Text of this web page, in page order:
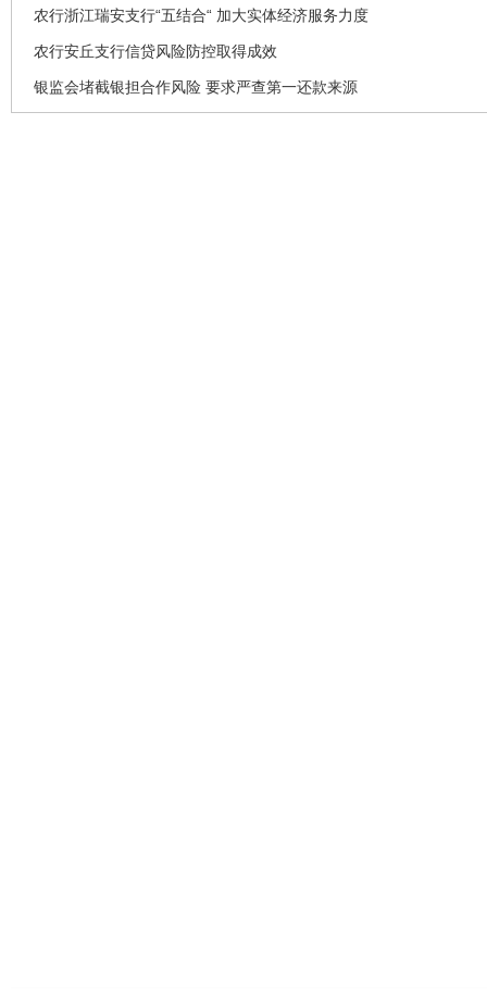
农行浙江瑞安支行“五结合“ 加大实体经济服务力度
农行安丘支行信贷风险防控取得成效
银监会堵截银担合作风险 要求严查第一还款来源